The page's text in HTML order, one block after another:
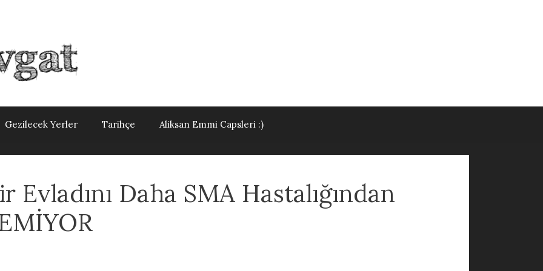
Gezilecek Yerler Tarihçe Aliksan Emmi Capsleri :)
Evladını Daha SMA Hastalığından